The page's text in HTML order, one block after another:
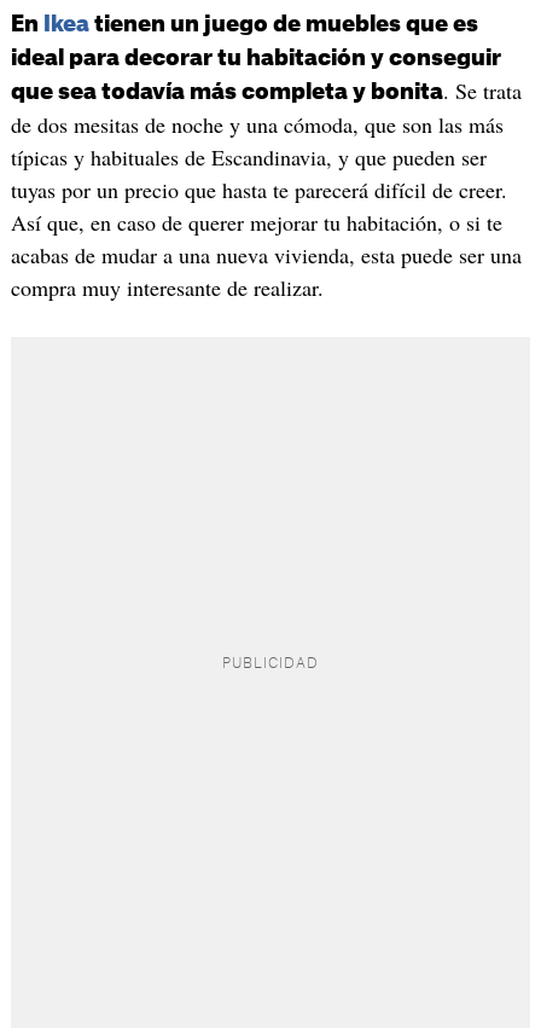
En Ikeatienen un juego de muebles que es
ideal para decorar tu habitación y conseguir
que sea todavía más completa y bonita. Se trata
de dos mesitas de noche y una cómoda, que son las más
típicas y habituales de Escandinavia, y que pueden ser
tuyas por un precio que hasta te parecerá difícil de creer.
Así que, en caso de querer mejorar tu habitación, o si te
acabas de mudar a una nueva vivienda, esta puede ser una
compra muy interesante de realizar.